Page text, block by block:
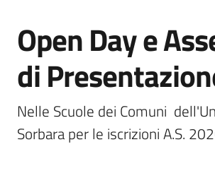
Amministrazione
Novità
Menu selezionato
Servizi
Vivere
Salta al contenuto
Open Day e
di
Nelle Scuole dei Comuni
Sorbara per le iscrizioni A.S.